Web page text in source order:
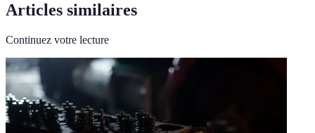
Articles similaires
Continuez votre lecture